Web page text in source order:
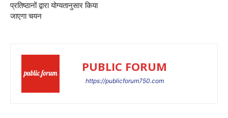
प्रतिष्ठानों द्वारा योग्यतानुसार किया
जाएगा चयन
PUBLIC FORUM
https://publicforum750.com